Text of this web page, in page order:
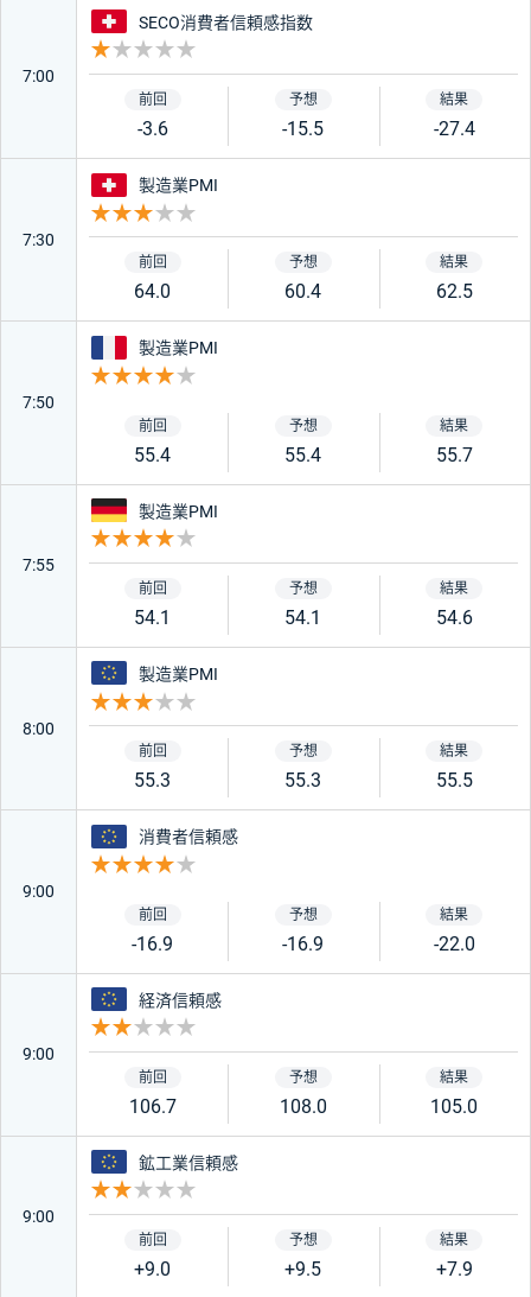
7:00
スイス
SECO消費者信頼感指数
-3.6 -15.5 -27.4
7:30
スイス
製造業PMI
64.0 60.4 62.5
7:50
フランス
製造業PMI
55.4 55.4 55.7
7:55
ドイツ
製造業PMI
54.1 54.1 54.6
8:00
ユーロ
製造業PMI
55.3 55.3 55.5
9:00
ユーロ
消費者信頼感
-16.9 -16.9 -22.0
9:00
ユーロ
経済信頼感
106.7 108.0 105.0
9:00
ユーロ
鉱工業信頼感
+9.0 +9.5 +7.9